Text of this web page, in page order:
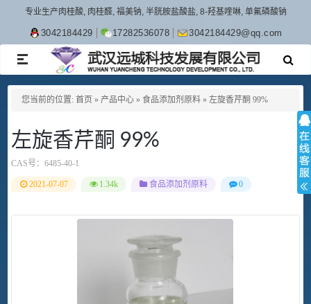
专业生产肉桂酸, 肉桂醛, 福美钠, 半胱胺盐酸盐, 8-羟基喹啉, 单氟磷酸钠
3042184429 17282536078 3042184429@qq.com
TOGGLE
NAVIGATION
您当前的位置: 首页 » 产品中心 » 食品添加剂原料 » 左旋香芹酮 99%
左旋香芹酮 99%
CAS号： 6485-40-1
2021-07-07 1.34k 食品添加剂原料 0